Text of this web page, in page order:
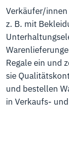
Verkäufer/
z. B. mit
Regale ein und
sie
und bestellen
in Verkaufs-